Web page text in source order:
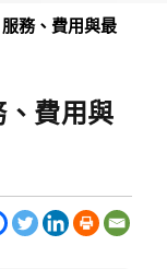
務、費用與最
費用與